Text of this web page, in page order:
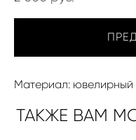
Материал: ювелирный
ТАКЖЕ ВАМ